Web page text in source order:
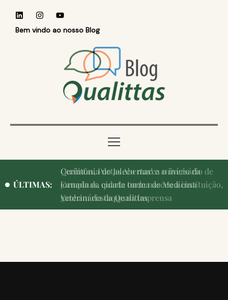
Bem vindo ao nosso Blog
ÚLTIMAS:
Qualittas, Portas Abertas! e aniversário de
Campinas, cidade onde nasceu a instituição,
ganham destaque na imprensa